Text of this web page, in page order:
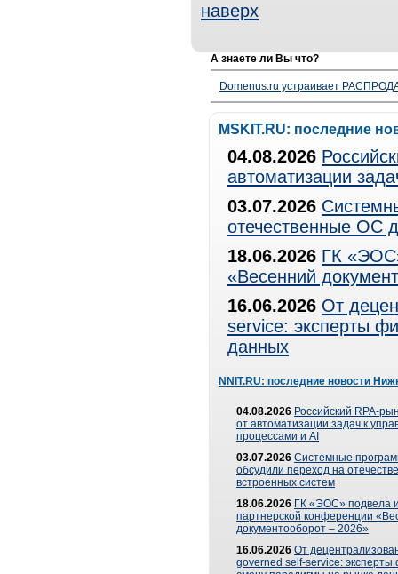
наверх
А знаете ли Вы что?
Domenus.ru устраивает
MSKIT.RU: последние
04.08.2026
автоматизации
03.07.2026
отечественные ОС
18.06.2026 ГК
«Весенний
16.06.2026 От
service: эксперты
данных
NNIT.RU: последние новости
04.08.2026 Российский RPA-
от автоматизации задач к
процессами и AI
03.07.2026 Системные
обсудили переход на
встроенных систем
18.06.2026 ГК «ЭОС» подвела
партнерской конференции
документооборот – 2026»
16.06.2026 От
governed self-service: эксперты